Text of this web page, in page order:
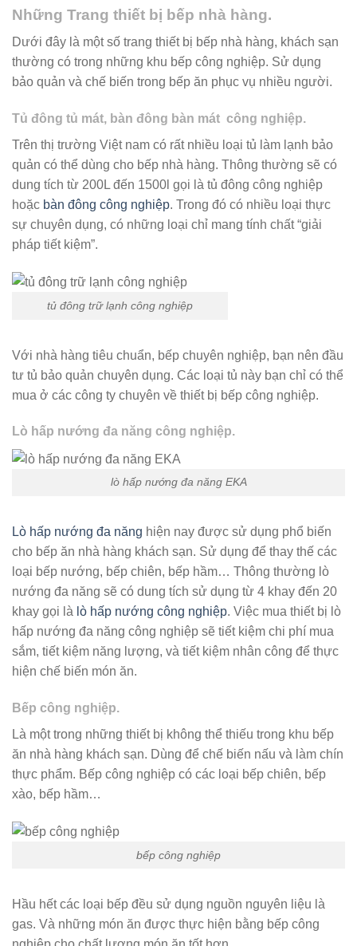
Những Trang thiết bị bếp nhà hàng.
Dưới đây là một số trang thiết bị bếp nhà hàng, khách sạn
thường có trong những khu bếp công nghiệp. Sử dụng
bảo quản và chế biến trong bếp ăn phục vụ nhiều người.
Tủ đông tủ mát, bàn đông bàn mát công nghiệp.
Trên thị trường Việt nam có rất nhiều loại tủ làm lạnh bảo
quản có thể dùng cho bếp nhà hàng. Thông thường sẽ có
dung tích từ 200L đến 1500l gọi là tủ đông công nghiệp
hoặc bàn đông công nghiệp. Trong đó có nhiều loại thực
sự chuyên dụng, có những loại chỉ mang tính chất “giải
pháp tiết kiệm”.
tủ đông trữ lạnh công nghiệp
Với nhà hàng tiêu chuẩn, bếp chuyên nghiệp, bạn nên đầu
tư tủ bảo quản chuyên dụng. Các loại tủ này bạn chỉ có thể
mua ở các công ty chuyên về thiết bị bếp công nghiệp.
Lò hấp nướng đa năng công nghiệp.
lò hấp nướng đa năng EKA
Lò hấp nướng đa năng hiện nay được sử dụng phổ biến
cho bếp ăn nhà hàng khách sạn. Sử dụng để thay thế các
loại bếp nướng, bếp chiên, bếp hầm… Thông thường lò
nướng đa năng sẽ có dung tích sử dụng từ 4 khay đến 20
khay gọi là lò hấp nướng công nghiệp. Việc mua thiết bị lò
hấp nướng đa năng công nghiệp sẽ tiết kiệm chi phí mua
sắm, tiết kiệm năng lượng, và tiết kiệm nhân công để thực
hiện chế biến món ăn.
Bếp công nghiệp.
Là một trong những thiết bị không thể thiếu trong khu bếp
ăn nhà hàng khách sạn. Dùng để chế biến nấu và làm chín
thực phẩm. Bếp công nghiệp có các loại bếp chiên, bếp
xào, bếp hầm…
bếp công nghiệp
Hầu hết các loại bếp đều sử dụng nguồn nguyên liệu là
gas. Và những món ăn được thực hiện bằng bếp công